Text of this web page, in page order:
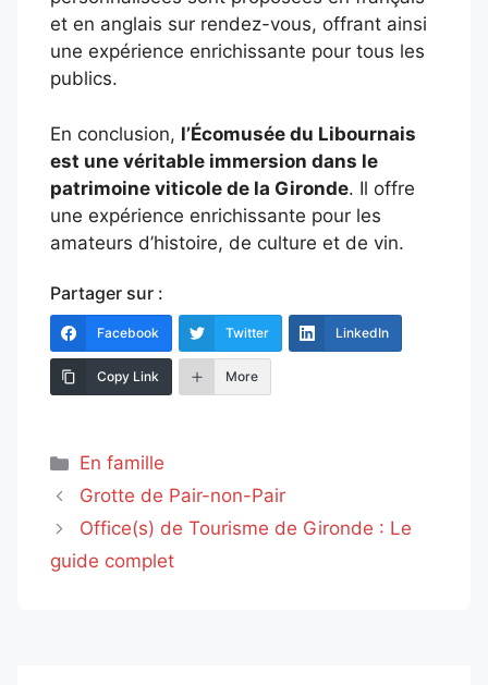
et en anglais sur rendez-vous, offrant ainsi
une expérience enrichissante pour tous les
publics.
En conclusion, l’Écomusée du Libournais
est une véritable immersion dans le
patrimoine viticole de la Gironde. Il offre
une expérience enrichissante pour les
amateurs d’histoire, de culture et de vin.
Partager sur :
Facebook Twitter LinkedIn
Copy Link More
Catégories
En famille
Grotte de Pair-non-Pair
Office(s) de Tourisme de Gironde : Le
guide complet